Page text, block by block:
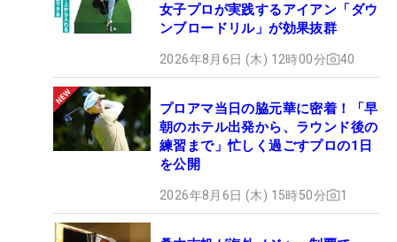
女子プロが実践するアイアン「ダウ
ンブロードリル」が効果抜群
2026年8月6日 (木) 12時00分 40
プロアマ当日の脇元華に密着！「早
朝のホテル出発から、ラウンド後の
練習まで」忙しく過ごすプロの1日
を公開
2026年8月6日 (木) 15時50分 1